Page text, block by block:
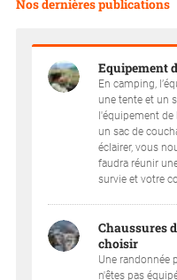
Nos dernières publications
Equipement
En camping,
une tente et un
l'équipement de
un sac de
éclairer, vous
faudra réunir
survie et votre
Chaussures
choisir
Une randonnée
n'êtes pas